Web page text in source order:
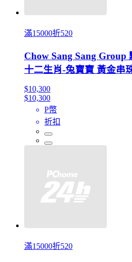
滿15000折520
Chow Sang Sang Group
十二生肖-兔寶寶 黃金串
$10,300
$10,300
P幣
折扣
滿15000折520